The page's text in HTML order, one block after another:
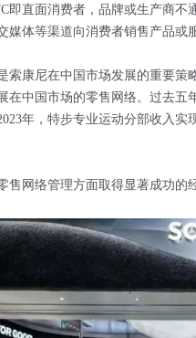
即直面消费者，品牌或生产商
媒体等渠道向消费者销售产品或
索康尼在中国市场发展的重要策
在中国市场的零售网络。过去五
年，特步专业运动分部收入
售网络管理方面取得显著成功的